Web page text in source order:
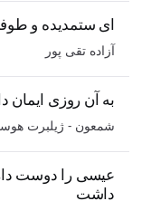
ای ستمدیده و
آزاده تقی پور
به آن روزی ایمان
شمعون - ژیلبرت
عیسی را دوست
داشت